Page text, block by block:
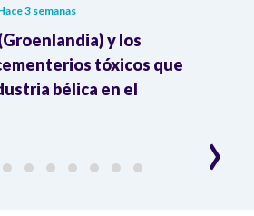
3 semanas
y los
tóxicos que
bélica en el
›